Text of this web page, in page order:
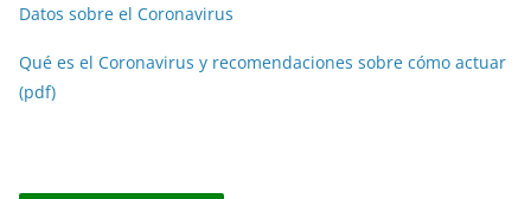
Datos sobre el Coronavirus
Qué es el Coronavirus y recomendaciones sobre cómo actuar
(pdf)